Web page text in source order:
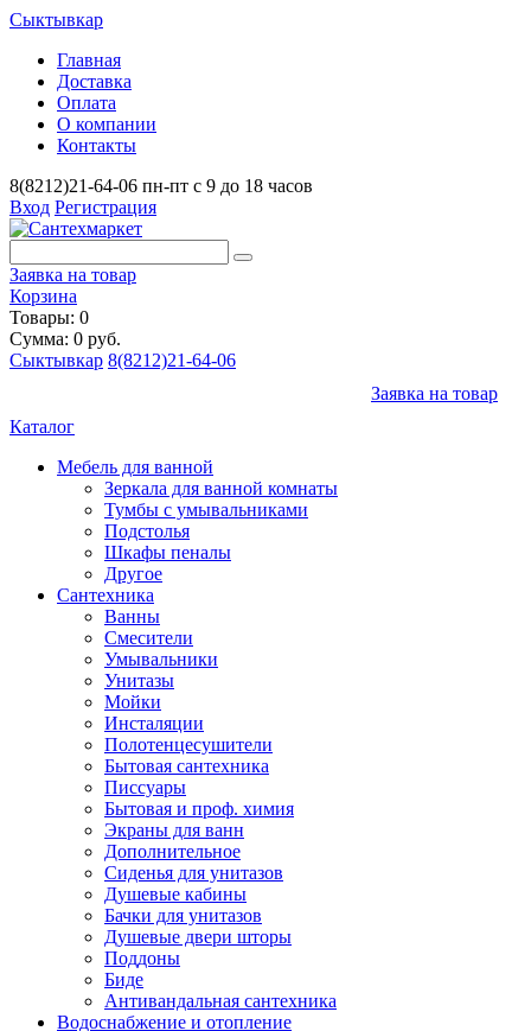
Сыктывкар
Главная
Доставка
Оплата
О компании
Контакты
8(8212)21-64-06 пн-пт с 9 до 18 часов
Вход Регистрация
Заявка на товар
Корзина
Товары: 0
Сумма: 0 руб.
Сыктывкар 8(8212)21-64-06
Заявка на товар
Каталог
Мебель для ванной
Зеркала для ванной комнаты
Тумбы с умывальниками
Подстолья
Шкафы пеналы
Другое
Сантехника
Ванны
Смесители
Умывальники
Унитазы
Мойки
Инсталяции
Полотенцесушители
Бытовая сантехника
Писсуары
Бытовая и проф. химия
Экраны для ванн
Дополнительное
Сиденья для унитазов
Душевые кабины
Бачки для унитазов
Душевые двери шторы
Поддоны
Биде
Антивандальная сантехника
Водоснабжение и отопление